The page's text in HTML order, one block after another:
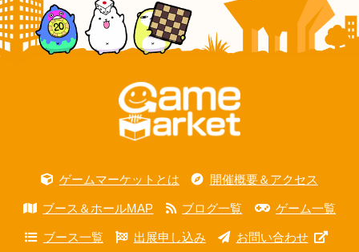
ゲームマーケットとは 開催概要＆アクセス
ブース＆ホールMAP ブログ一覧 ゲーム一覧
ブース一覧 出展申し込み お問い合わせ